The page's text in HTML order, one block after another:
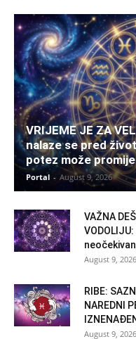
VRIJEME JE ZA
nalaze se pred
potez može
Portal - August 9, 2026
VAŽNA
August 9, 2026
RIBE:
NAREDNI
August 9, 2026